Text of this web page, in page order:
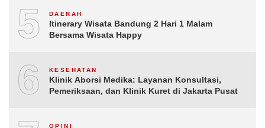
5 DAERAH
Itinerary Wisata Bandung 2 Hari 1 Malam
Bersama Wisata Happy
6 KESEHATAN
Klinik Aborsi Medika: Layanan Konsultasi,
Pemeriksaan, dan Klinik Kuret di Jakarta Pusat
OPINI